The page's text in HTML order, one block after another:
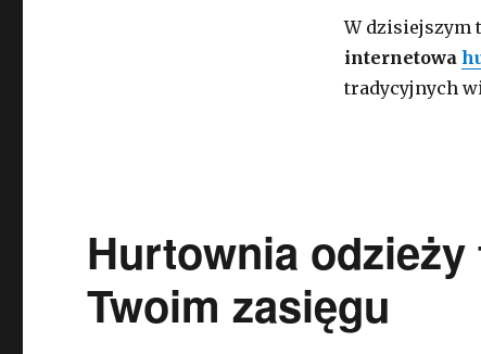
W dzisiejszym
internetowa
tradycyjnych
Hurtownia
Twoim zasięgu